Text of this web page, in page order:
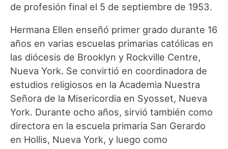
de profesión final el 5 de septiembre de 1953.
Hermana Ellen enseñó primer grado durante 16
años en varias escuelas primarias católicas en
las diócesis de Brooklyn y Rockville Centre,
Nueva York. Se convirtió en coordinadora de
estudios religiosos en la Academia Nuestra
Señora de la Misericordia en Syosset, Nueva
York. Durante ocho años, sirvió también como
directora en la escuela primaria San Gerardo
en Hollis, Nueva York, y luego como